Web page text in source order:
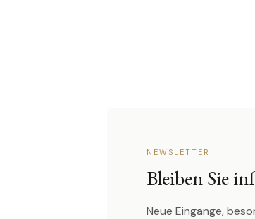
NEWSLETTER
Bleiben Sie
Neue Eingänge,